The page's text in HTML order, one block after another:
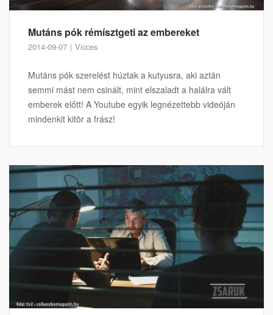
Mutáns pók rémísztgeti az embereket
2014-09-07 Vicces
Mutáns pók szerelést húztak a kutyusra, aki aztán
semmi mást nem csinált, mint elszaladt a halálra vált
emberek előtt! A Youtube egyik legnézettebb videóján
mindenkit kitör a frász!